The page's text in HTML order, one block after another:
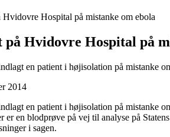
Hvidovre Hospital på mistanke om ebola
Hvidovre Hospital på
en patient i højisolation på mistanke
2014
en patient i højisolation på mistanke
en blodprøve på vej til analyse på
i sagen.